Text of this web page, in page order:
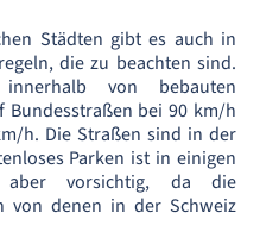
Städten gibt es auch in
die zu beachten sind.
innerhalb von bebauten
bei 90 km/h
h. Die Straßen sind in der
Parken ist in einigen
aber vorsichtig, da die
von denen in der Schweiz